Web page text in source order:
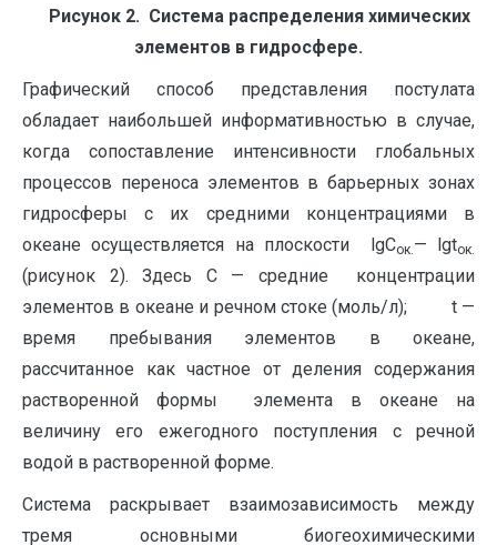
Рисунок 2. Система распределения химических
элементов в гидросфере.
Графический способ представления постулата
обладает наибольшей информативностью в случае,
когда сопоставление интенсивности глобальных
процессов переноса элементов в барьерных зонах
гидросферы с их средними концентрациями в
океане осуществляется на плоскости lgСок.— lgtок.
(рисунок 2). Здесь С — средние концентрации
элементов в океане и речном стоке (моль/л); t —
время пребывания элементов в океане,
рассчитанное как частное от деления содержания
растворенной формы элемента в океане на
величину его ежегодного поступления с речной
водой в растворенной форме.
Система раскрывает взаимозависимость между
тремя основными биогеохимическими